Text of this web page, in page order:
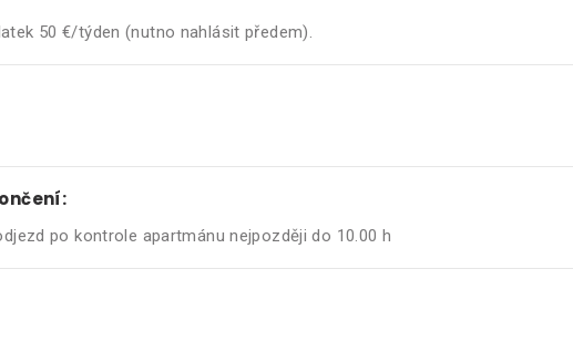
50 €/týden (nutno nahlásit předem).
po kontrole apartmánu nejpozději do 10.00 h